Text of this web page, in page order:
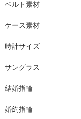
ベルト素材
ケース素材
時計サイズ
サングラス
結婚指輪
婚約指輪